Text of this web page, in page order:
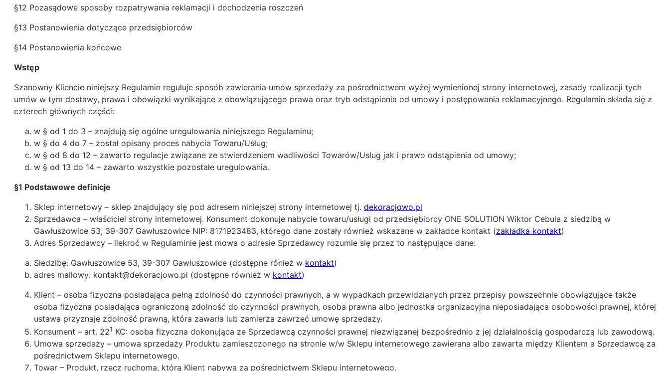
§12 Pozasądowe sposoby rozpatrywania reklamacji i dochodzenia roszczeń
§13 Postanowienia dotyczące przedsiębiorców
§14 Postanowienia końcowe
Wstęp
Szanowny Kliencie niniejszy Regulamin reguluje sposób zawierania umów sprzedaży za pośrednictwem wyżej wymienionej strony internetowej, zasady realizacji tych
umów w tym dostawy, prawa i obowiązki wynikające z obowiązującego prawa oraz tryb odstąpienia od umowy i postępowania reklamacyjnego. Regulamin składa się z
czterech głównych części:
w § od 1 do 3 – znajdują się ogólne uregulowania niniejszego Regulaminu;
w § do 4 do 7 – został opisany proces nabycia Towaru/Usług;
w § od 8 do 12 – zawarto regulacje związane ze stwierdzeniem wadliwości Towarów/Usług jak i prawo odstąpienia od umowy;
w § od 13 do 14 – zawarto wszystkie pozostałe uregulowania.
§1 Podstawowe definicje
Sklep internetowy – sklep znajdujący się pod adresem niniejszej strony internetowej tj. dekoracjowo.pl
Sprzedawca – właściciel strony internetowej. Konsument dokonuje nabycie towaru/usługi od przedsiębiorcy ONE SOLUTION Wiktor Cebula z siedzibą w
Gawłuszowice 53, 39-307 Gawłuszowice NIP: 8171923483, którego dane zostały również wskazane w zakładce kontakt (zakładka kontakt)
Adres Sprzedawcy – ilekroć w Regulaminie jest mowa o adresie Sprzedawcy rozumie się przez to następujące dane:
Siedzibę: Gawłuszowice 53, 39-307 Gawłuszowice (dostępne rónież w kontakt)
adres mailowy: kontakt@dekoracjowo.pl (dostępne również w kontakt)
Klient – osoba fizyczna posiadająca pełną zdolność do czynności prawnych, a w wypadkach przewidzianych przez przepisy powszechnie obowiązujące także
osoba fizyczna posiadająca ograniczoną zdolność do czynności prawnych, osoba prawna albo jednostka organizacyjna nieposiadająca osobowości prawnej, której
ustawa przyznaje zdolność prawną, która zawarła lub zamierza zawrzeć umowę sprzedaży.
Konsument – art. 221 KC: osoba fizyczna dokonująca ze Sprzedawcą czynności prawnej niezwiązanej bezpośrednio z jej działalnością gospodarczą lub zawodową.
Umowa sprzedaży – umowa sprzedaży Produktu zamieszczonego na stronie w/w Sklepu internetowego zawierana albo zawarta między Klientem a Sprzedawcą za
pośrednictwem Sklepu internetowego.
Towar – Produkt, rzecz ruchoma, którą Klient nabywa za pośrednictwem Sklepu internetowego.